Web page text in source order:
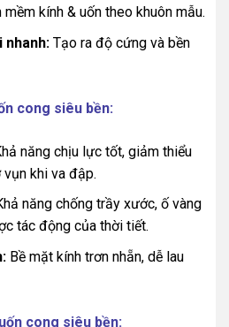
kính & uốn theo khuôn mẫu.
nhanh:Tạo ra độ cứng và bền
cong siêu bền:
năng chịu lực tốt, giảm thiểu
khi va đập.
năng chống trầy xước, ố vàng
tác động của thời tiết.
Bề mặt kính trơn nhẵn, dễ lau
cong siêu bền: